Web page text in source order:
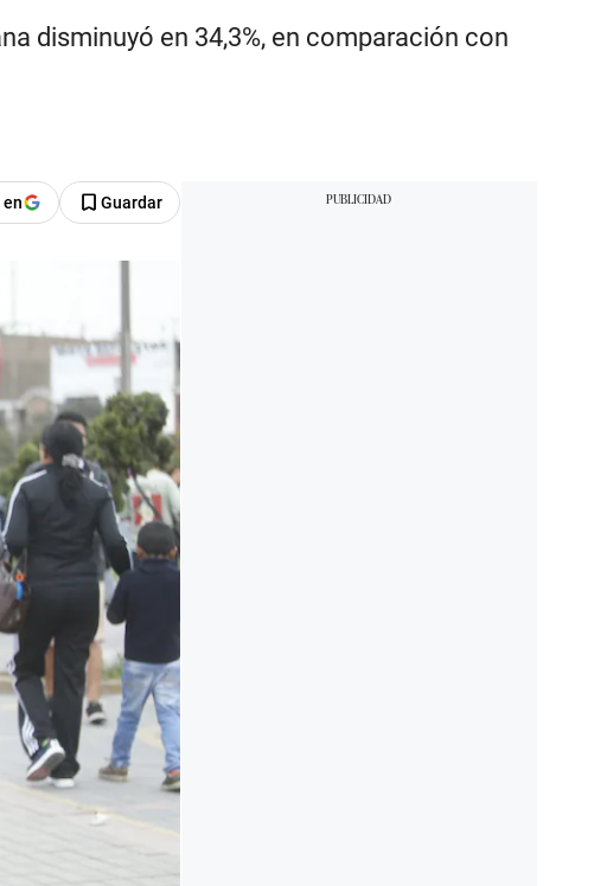
disminuyó en 34,3%, en comparación con
en Guardar